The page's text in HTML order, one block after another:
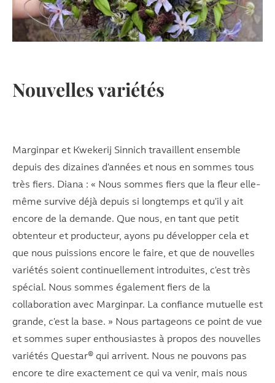
Nouvelles variétés
Marginpar et Kwekerij Sinnich travaillent ensemble
depuis des dizaines d'années et nous en sommes tous
très fiers. Diana : « Nous sommes fiers que la fleur elle-
même survive déjà depuis si longtemps et qu'il y ait
encore de la demande. Que nous, en tant que petit
obtenteur et producteur, ayons pu développer cela et
que nous puissions encore le faire, et que de nouvelles
variétés soient continuellement introduites, c'est très
spécial. Nous sommes également fiers de la
collaboration avec Marginpar. La confiance mutuelle est
grande, c'est la base. » Nous partageons ce point de vue
et sommes super enthousiastes à propos des nouvelles
variétés Questar® qui arrivent. Nous ne pouvons pas
encore te dire exactement ce qui va venir, mais nous